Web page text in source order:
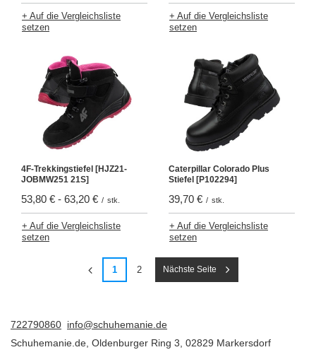
+ Auf die Vergleichsliste
setzen
+ Auf die Vergleichsliste
setzen
4F-Trekkingstiefel [HJZ21-
JOBMW251 21S]
53,80 € - 63,20 € / stk.
+ Auf die Vergleichsliste
setzen
Caterpillar Colorado Plus
Stiefel [P102294]
39,70 € / stk.
+ Auf die Vergleichsliste
setzen
1 2 Nächste Seite
722790860 info@schuhemanie.de
Schuhemanie.de Oldenburger Ring 3 02829 Markersdorf